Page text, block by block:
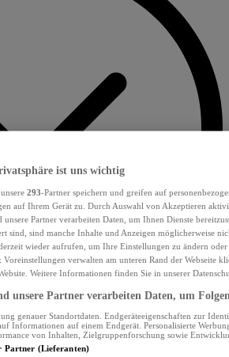
ist uns wichtig
293-Partner speichern und greifen auf
auf Ihrem Gerät zu. Durch Auswahl von Akzeptieren
unsere Partner verarbeiten Daten, um Ihnen Dienste
sind, sind manche Inhalte und Anzeigen möglicherweise
wieder aufrufen, um Ihre Einstellungen zu ändern
Voreinstellungen verwalten am unteren Rand der Webseite
Weitere Informationen finden Sie in unserer
unsere Partner verarbeiten Daten, um
genauer Standortdaten. Endgeräteeigenschaften zur
Informationen auf einem Endgerät. Personalisierte
von Inhalten, Zielgruppenforschung sowie
Partner (Lieferanten)